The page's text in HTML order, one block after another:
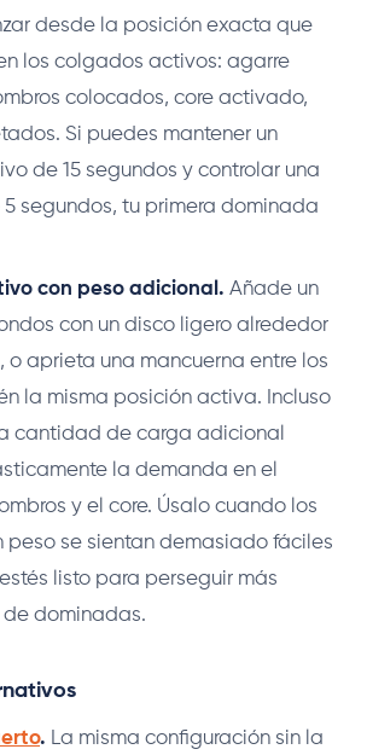
desde la posición exacta que
los colgados activos: agarre
colocados, core activado,
Si puedes mantener un
de 15 segundos y controlar una
segundos, tu primera dominada
con peso adicional. Añade un
con un disco ligero alrededor
o aprieta una mancuerna entre los
la misma posición activa. Incluso
cantidad de carga adicional
la demanda en el
y el core. Úsalo cuando los
peso se sientan demasiado fáciles
listo para perseguir más
dominadas.
. La misma configuración sin la